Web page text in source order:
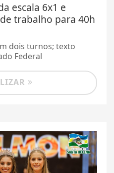
escala 6x1 e
trabalho para 40h
dois turnos; texto
Federal